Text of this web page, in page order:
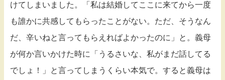
けてしまいました。「私は結婚してここに来てから一度
も誰かに共感してもらったことがない。ただ、そうなん
だ、辛いねと言ってもらえればよかったのに」と。義母
が何か言いかけた時に「うるさいな、私がまだ話してる
でしょ！」と言ってしまうくらい本気で。すると義母は